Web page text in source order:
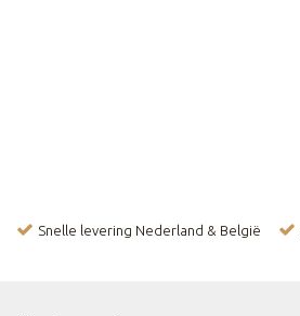
Snelle levering Nederland & België